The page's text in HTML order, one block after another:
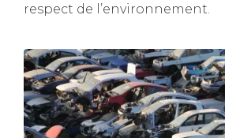
respect de l’environnement.